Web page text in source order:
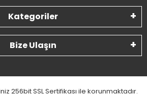
Kategoriler
Bize Ulaşın
256bit SSL Sertifikası ile korunmaktadır.